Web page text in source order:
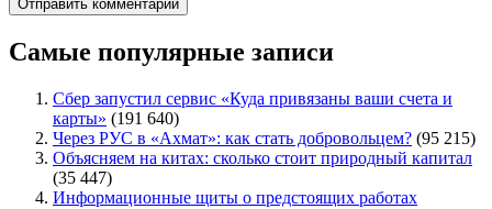
Самые популярные записи
Сбер запустил сервис «Куда привязаны ваши счета и
карты» (191 640)
Через РУС в «Ахмат»: как стать добровольцем? (95 215)
Объясняем на китах: сколько стоит природный капитал
(35 447)
Информационные щиты о предстоящих работах